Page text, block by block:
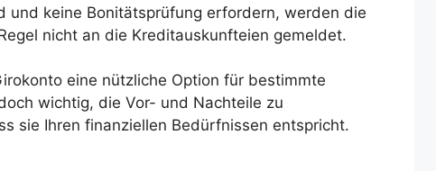
und keine Bonitätsprüfung erfordern, werden die
nicht an die Kreditauskunfteien gemeldet.
eine nützliche Option für bestimmte
wichtig, die Vor- und Nachteile zu
sie Ihren finanziellen Bedürfnissen entspricht.